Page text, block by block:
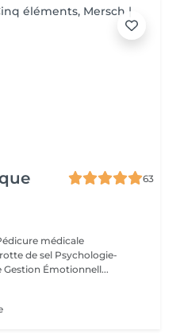
63
médicale
de sel Psychologie-
Émotionnell...